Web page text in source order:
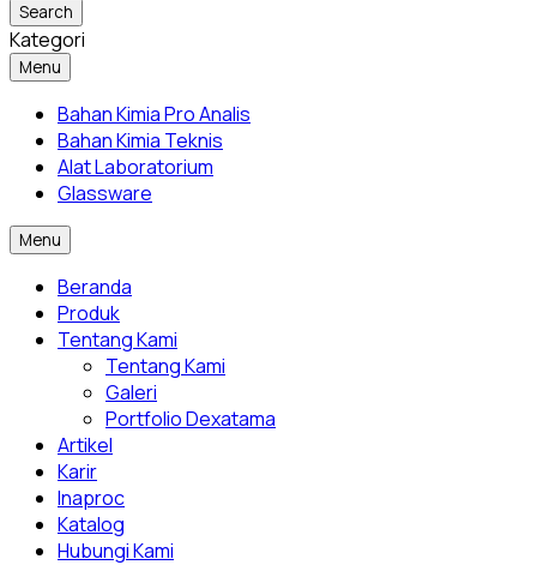
Search
Kategori
Menu
Bahan Kimia Pro Analis
Bahan Kimia Teknis
Alat Laboratorium
Glassware
Menu
Beranda
Produk
Tentang Kami
Tentang Kami
Galeri
Portfolio Dexatama
Artikel
Karir
Inaproc
Katalog
Hubungi Kami